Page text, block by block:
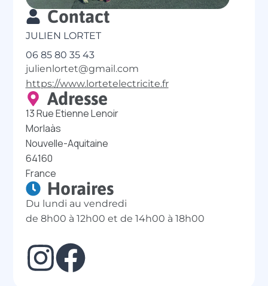
Contact
JULIEN LORTET
06 85 80 35 43
julienlortet@gmail.com
https://www.lortetelectricite.fr
Adresse
13 Rue Etienne Lenoir
Morlaàs
Nouvelle-Aquitaine
64160
France
Horaires
Du lundi au vendredi
de 8h00 à 12h00 et de 14h00 à 18h00